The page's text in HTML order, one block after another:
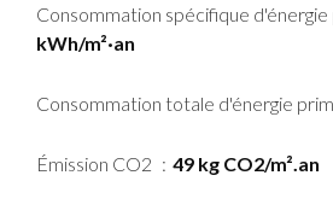
Consommation spécifique
kWh/m²·an
Consommation totale d'énergie
Émission CO2 49 kg CO2/m².an